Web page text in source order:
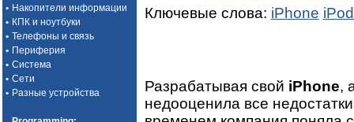
• Накопители информации
• КПК и ноутбуки
• Телефоны и связь
• Периферия
• Система
• Сети
• Разные устройства
Ключевые слова: iPhone
Разрабатывая свой iPhone,
недооценила все